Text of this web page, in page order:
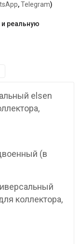
,Telegram)
реальную
elsen
(в
коллектора,